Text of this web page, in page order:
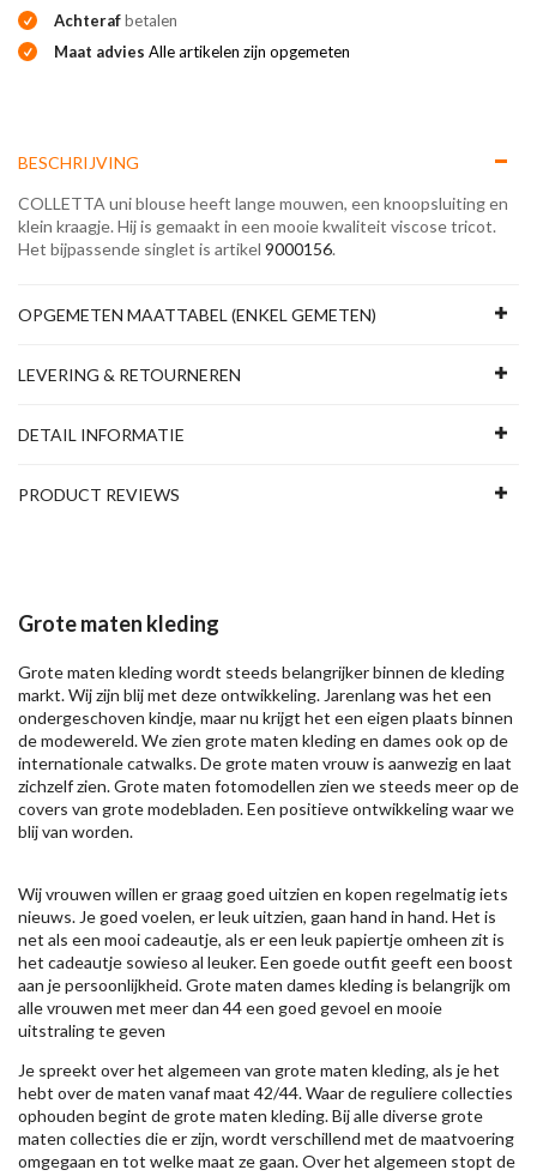
Achterafbetalen
Maat advies Alle artikelen zijn opgemeten
BESCHRIJVING
COLLETTA uni blouse heeft lange mouwen, een knoopsluiting en
klein kraagje. Hij is gemaakt in een mooie kwaliteit viscose tricot.
Het bijpassende singlet is artikel 9000156.
OPGEMETEN MAATTABEL (ENKEL GEMETEN)
LEVERING & RETOURNEREN
DETAIL INFORMATIE
PRODUCT REVIEWS
Grote maten kleding
Grote maten kleding wordt steeds belangrijker binnen de kleding
markt. Wij zijn blij met deze ontwikkeling. Jarenlang was het een
ondergeschoven kindje, maar nu krijgt het een eigen plaats binnen
de modewereld. We zien grote maten kleding en dames ook op de
internationale catwalks. De grote maten vrouw is aanwezig en laat
zichzelf zien. Grote maten fotomodellen zien we steeds meer op de
covers van grote modebladen. Een positieve ontwikkeling waar we
blij van worden.
Wij vrouwen willen er graag goed uitzien en kopen regelmatig iets
nieuws. Je goed voelen, er leuk uitzien, gaan hand in hand. Het is
net als een mooi cadeautje, als er een leuk papiertje omheen zit is
het cadeautje sowieso al leuker. Een goede outfit geeft een boost
aan je persoonlijkheid. Grote maten dames kleding is belangrijk om
alle vrouwen met meer dan 44 een goed gevoel en mooie
uitstraling te geven
Je spreekt over het algemeen van grote maten kleding, als je het
hebt over de maten vanaf maat 42/44. Waar de reguliere collecties
ophouden begint de grote maten kleding. Bij alle diverse grote
maten collecties die er zijn, wordt verschillend met de maatvoering
omgegaan en tot welke maat ze gaan. Over het algemeen stopt de